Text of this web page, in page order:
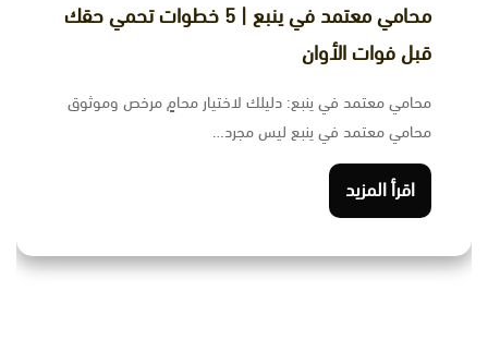
ﻣﺤﺎﻣﻲ ﻣﻌﺘﻤﺪ ﻓﻲ ﻳﻨﺒﻊ | 5 خطوات تحمي حقك
قبل فوات الأوان
محامي معتمد في ينبع: دليلك لاختيار محامٍ مرخص وموثوق
محامي معتمد في ينبع ليس مجرد…
اقرأ المزيد